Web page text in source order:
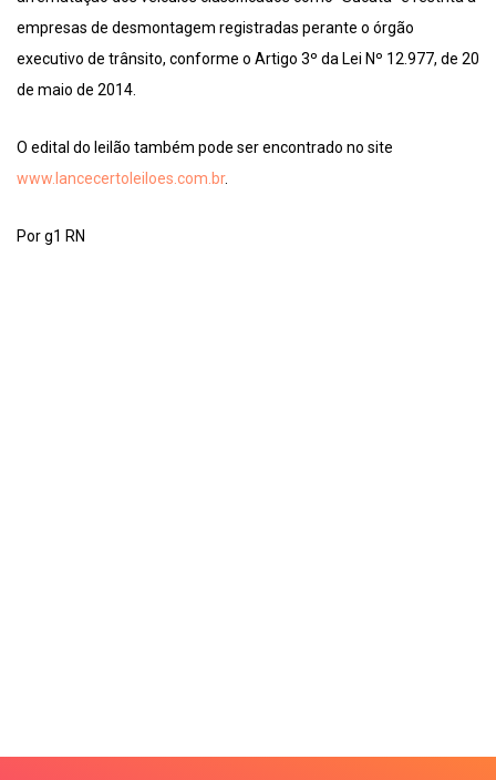
empresas de desmontagem registradas perante o órgão
executivo de trânsito, conforme o Artigo 3º da Lei Nº 12.977, de 20
de maio de 2014.
O edital do leilão também pode ser encontrado no site
www.lancecertoleiloes.com.br.
Por g1 RN